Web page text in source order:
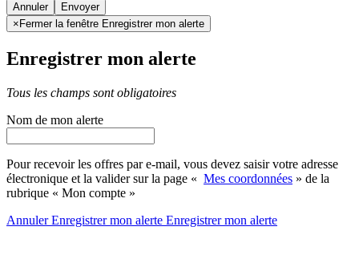
Annuler
× Fermer la fenêtre Enregistrer mon alerte
Enregistrer mon alerte
Tous les champs sont obligatoires
Nom de mon alerte
Pour recevoir les offres par e-mail, vous devez saisir votre adresse
électronique et la valider sur la page « Mes coordonnées » de la
rubrique « Mon compte »
AnnulerEnregistrer mon alerte Enregistrermon alerte